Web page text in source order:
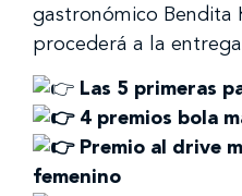
gastronómico Bendita
procederá a la
Las 5 primeras
4 premios bola
Premio al drive
femenino